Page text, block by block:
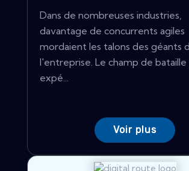
Dans de nombreuses industries,
davantage de concurrents agiles
mordaient les talons des géants
l'entreprise. Le champ de
expé...
Voir plus